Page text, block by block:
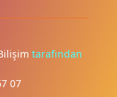
için çerezler
tarafından
07